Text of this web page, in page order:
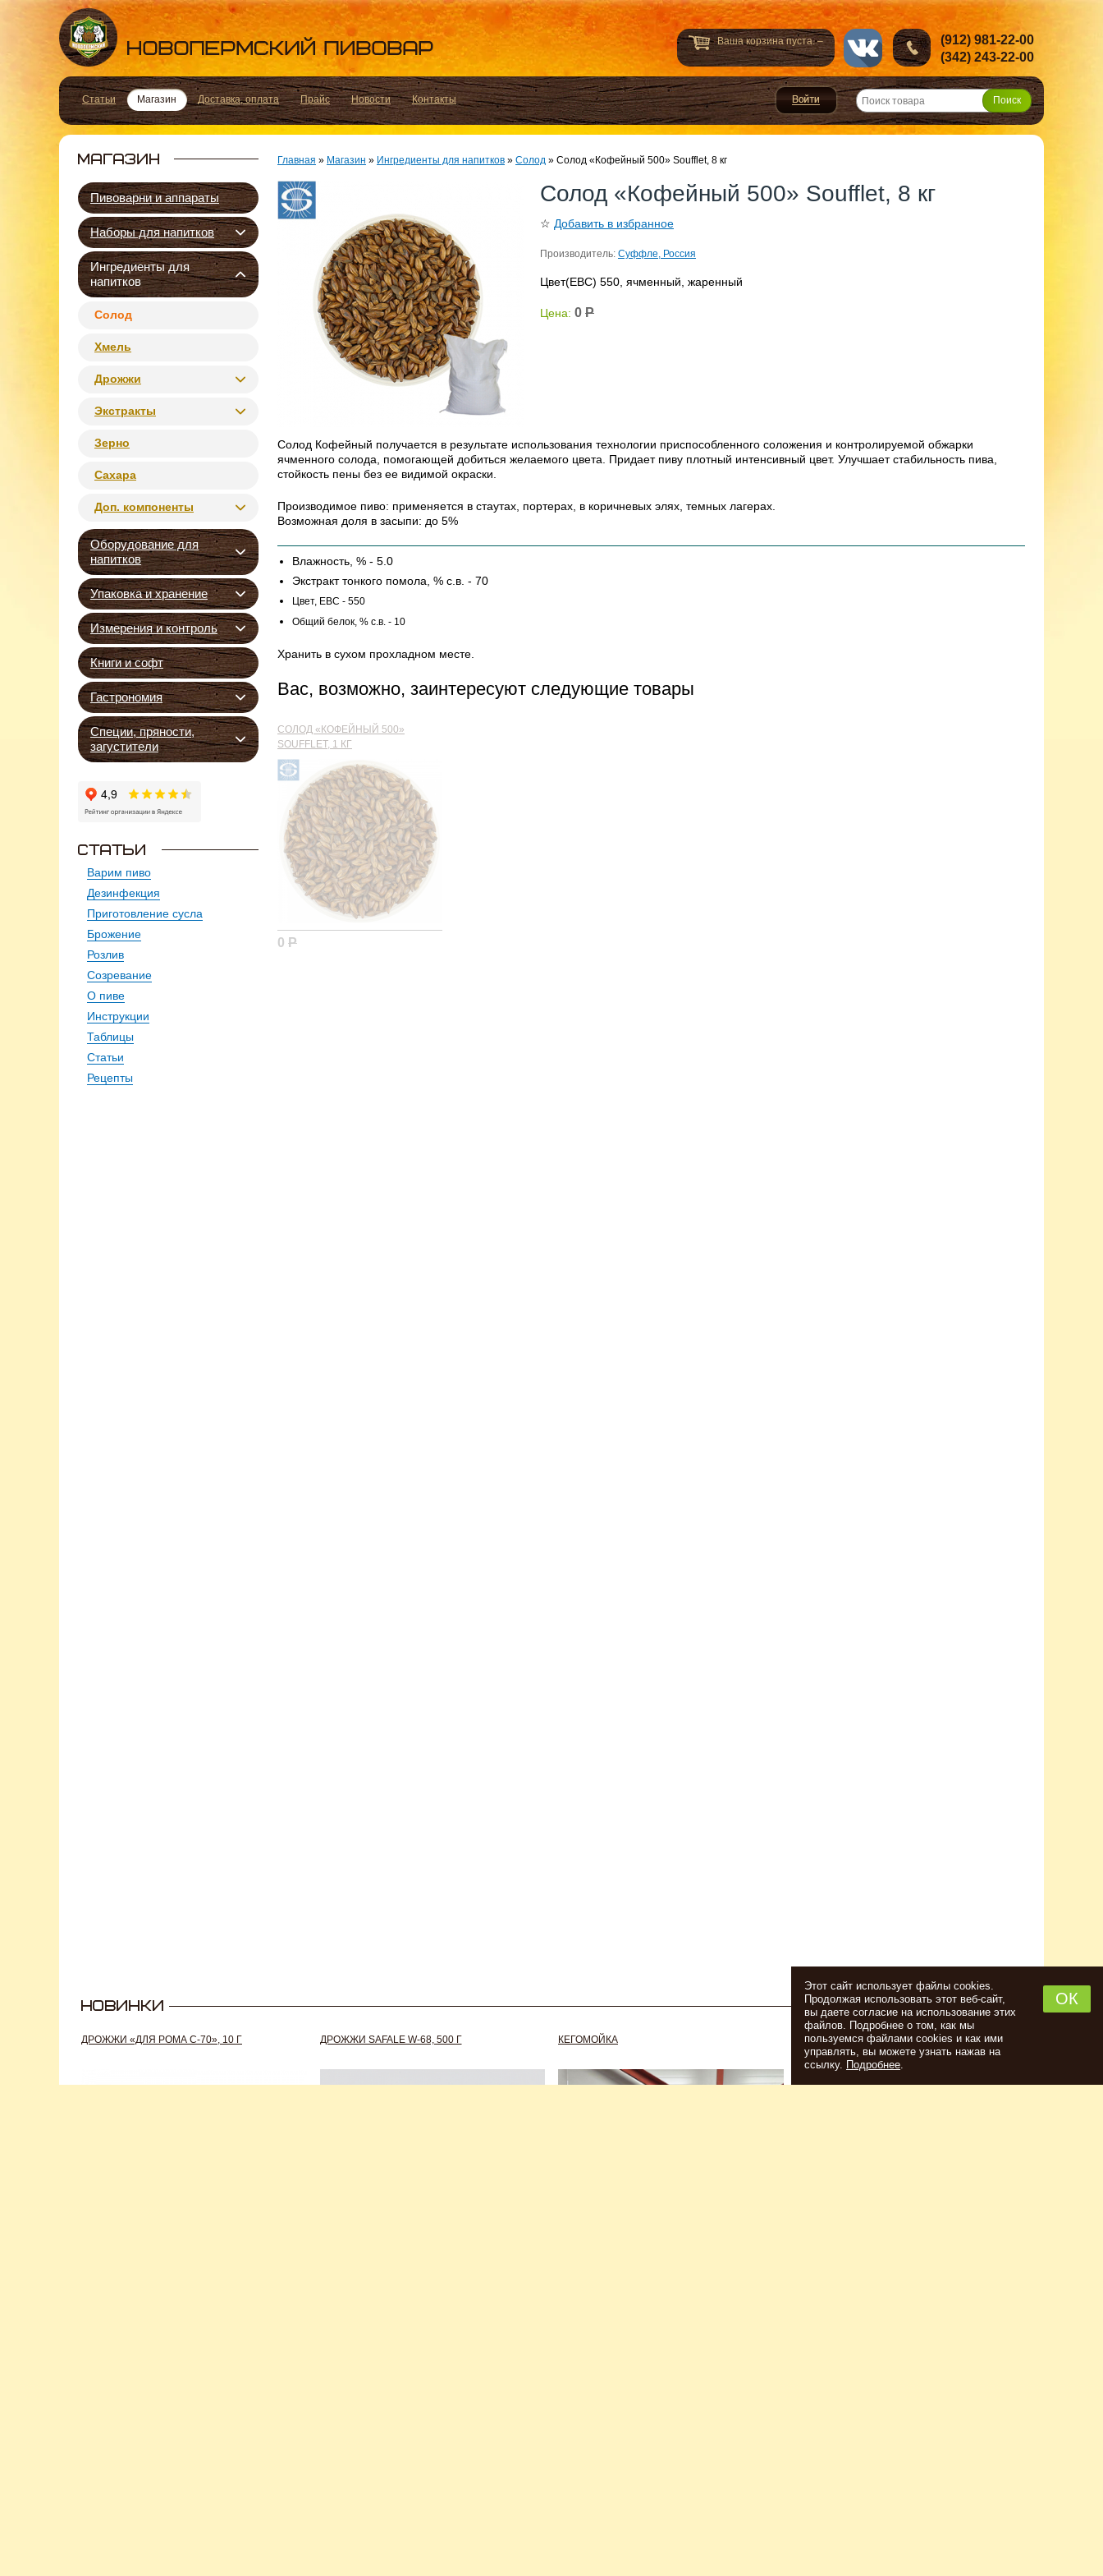
Ваша корзина пуста. –
(912) 981-22-00
(342) 243-22-00
Статьи Магазин Доставка, оплата Прайс Новости Контакты
Пивоварни и аппараты
Наборы для напитков
Ингредиенты для
напитков
Солод
Хмель
Дрожжи
Экстракты
Зерно
Сахара
Доп. компоненты
Оборудование для
напитков
Упаковка и хранение
Измерения и контроль
Книги и софт
Гастрономия
Специи, пряности,
загустители
Варим пиво
Дезинфекция
Приготовление сусла
Брожение
Розлив
Созревание
О пиве
Инструкции
Таблицы
Статьи
Рецепты
Главная » Магазин » Ингредиенты для напитков » Солод » Солод «Кофейный 500» Soufflet, 8 кг
Солод «Кофейный 500» Soufflet, 8 кг
☆ Добавить в избранное
Производитель: Суффле, Россия
Цвет(EBC) 550, ячменный, жаренный
Цена: 0 Р
Солод Кофейный получается в результате использования технологии приспособленного соложения и контролируемой обжарки
ячменного солода, помогающей добиться желаемого цвета. Придает пиву плотный интенсивный цвет. Улучшает стабильность пива,
стойкость пены без ее видимой окраски.
Производимое пиво: применяется в стаутах, портерах, в коричневых элях, темных лагерах.
Возможная доля в засыпи: до 5%
Влажность, % - 5.0
Экстракт тонкого помола, % с.в. - 70
Цвет, EBC - 550
Общий белок, % с.в. - 10
Хранить в сухом прохладном месте.
Вас, возможно, заинтересуют следующие товары
СОЛОД «КОФЕЙНЫЙ 500»
SOUFFLET, 1 КГ
0 Р
ДРОЖЖИ «ДЛЯ РОМА C-70», 10 Г ДРОЖЖИ SAFALE W-68, 500 Г КЕГОМОЙКА
НАБОР ТРАВ И СПЕЦИЙ ШОТЛАНДСКИЙ
ВИСКИ
Этот сайт использует файлы cookies.
Продолжая использовать этот веб-сайт,
вы даете согласие на использование этих
файлов. Подробнее о том, как мы
пользуемся файлами cookies и как ими
управлять, вы можете узнать нажав на
ссылку. Подробнее
ОК